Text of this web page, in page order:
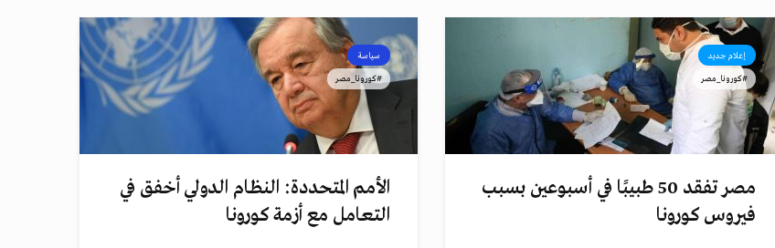
إعلام جديد
#كورونا_مصر
مصر تفقد 50 طبيبًا في أسبوعين بسبب
فيروس كورونا
سياسة
#كورونا_مصر
الأمم المتحددة: النظام الدولي أخفق في
التعامل مع أزمة كورونا